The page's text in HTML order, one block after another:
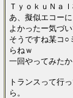
ＴｙｏｋｕＮａ
あ、擬似エコー
よかったー気づ
そうですね某コ○
らねｗ
一回やってみた
トランスって行
ら。